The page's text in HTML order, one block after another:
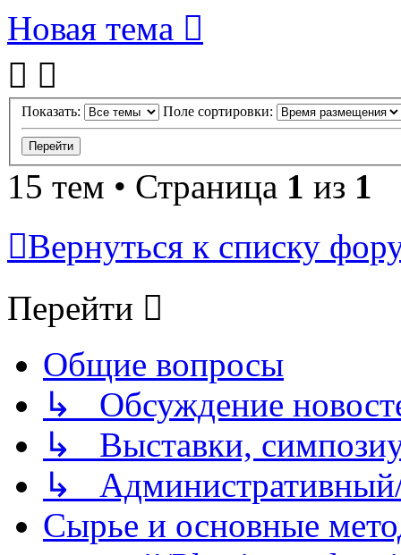
Новая тема
Показать: Поле сортировки:
15 тем • Страница 1 из 1
Вернуться к списку
Перейти
Общие вопросы
↳ Обсуждение
↳ Выставки,
↳
Сырье и основные